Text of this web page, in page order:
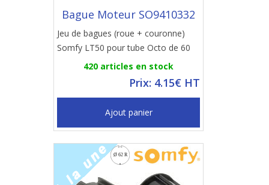
Bague Moteur SO9410332
Jeu de bagues (roue + couronne)
Somfy LT50 pour tube Octo de 60
420 articles en stock
Prix: 4.15€ HT
Ajout panier